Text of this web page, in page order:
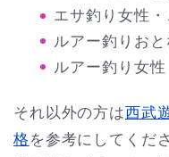
エサ釣り女性
ルアー釣りお
ルアー釣り女
それ以外の方は西武
格 を参考にしてくだ